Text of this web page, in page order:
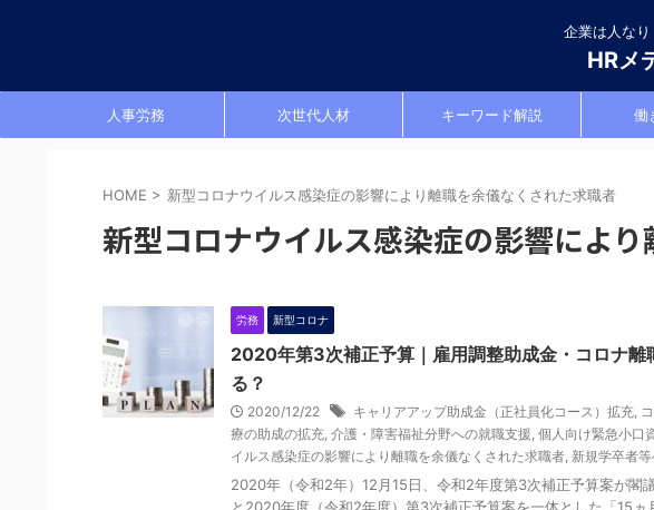
企業は人な
HRメ
人事労務 次世代人材 キーワード解説 働
HOME > 新型コロナウイルス感染症の影響により離職を余儀なくされた求職者
新型コロナウイルス感染症の影響によ
労務 新型コロナ
2020年第3次補正予算｜雇用調整助成金・コロナ
る？
2020/12/22 キャリアアップ助成金（正社員化コース）拡充,
療の助成の拡充, 介護・障害福祉分野への就職支援, 個人向け緊急小口
イルス感染症の影響により離職を余儀なくされた求職者, 新規学卒者
2020年（令和2年）12月15日、令和2年度第3次補正予算案が閣